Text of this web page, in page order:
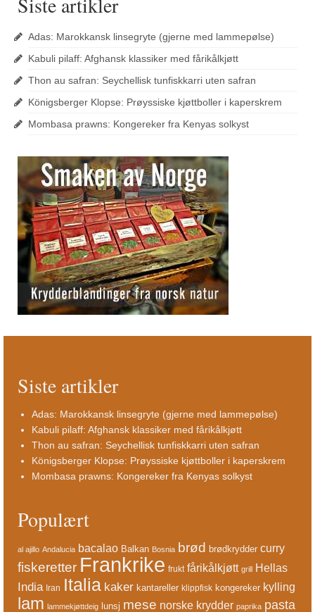
Adas: Marokkansk linsegryte (gjerne med lammepølse)
Kabuli pilaff: Afghansk klassiker med fårikålkjøtt
Thon au safran: Seychellisk tunfiskkarri uten safran
Königsberger Klopse: Prøyssiske kjøttboller i kaperskrem
Mombasa prawns: Kongereker fra Kenyas solkyst
Siste artikler
Adas: Marokkansk linsegryte (gjerne med lammepølse)
Kabuli pilaff: Afghansk klassiker med fårikålkjøtt
Thon au safran: Seychellisk tunfiskkarri uten safran
Königsberger Klopse: Prøyssiske kjøttboller i kaperskrem
Mombasa prawns: Kongereker fra Kenyas solkyst
Populært
al ajillo Andalucia bacalao Balkan Bosnia brød brødkrydder curry
fiskeretter Frankrike frukt fårikålkjøtt grill Hellas
India Iran Italia kaker kantareller klippfisk kongereker kylling
lam lammekjøttdeig lunsj mese norske krydder paprika pasta